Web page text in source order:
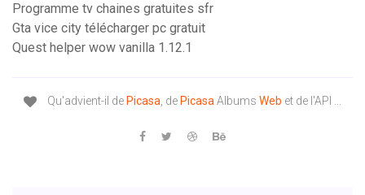
Programme tv chaines gratuites sfr
Gta vice city télécharger pc gratuit
Quest helper wow vanilla 1.12.1
Qu'advient-il de Picasa, de PicasaAlbums Web et de l'API ...